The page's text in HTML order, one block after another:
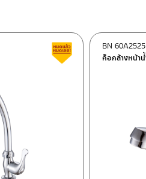
สินค้าลดราคา เคลียร์ส
ก็อกล้างหน้าน้
BN 60A2525